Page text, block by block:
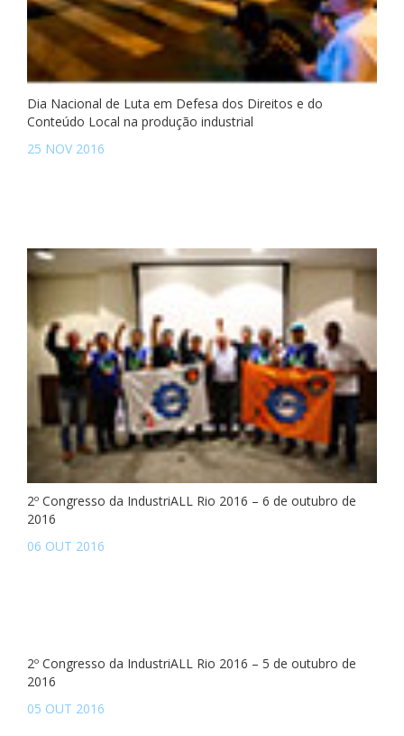
Dia Nacional de Luta em Defesa dos Direitos e do
Conteúdo Local na produção industrial
25 NOV 2016
2º Congresso da IndustriALL Rio 2016 – 6 de outubro de
2016
06 OUT 2016
2º Congresso da IndustriALL Rio 2016 – 5 de outubro de
2016
05 OUT 2016